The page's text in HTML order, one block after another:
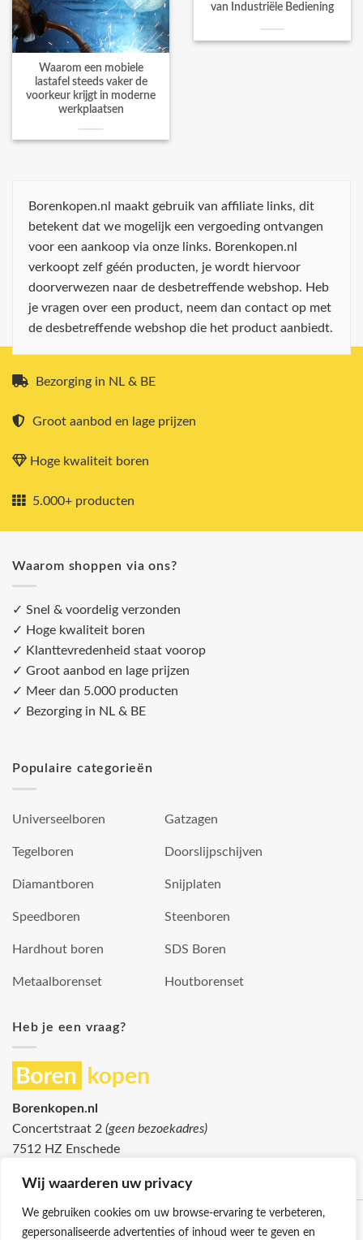
Wij waarderen uw privacy
We gebruiken cookies om uw browse-ervaring te verbeteren,
gepersonaliseerde advertenties of inhoud weer te geven en
Waarom een mobiele
lastafel steeds vaker de
voorkeur krijgt in moderne
werkplaatsen
van Industriële Bediening
Borenkopen.nl maakt gebruik van affiliate links, dit
betekent dat we mogelijk een vergoeding ontvangen
voor een aankoop via onze links. Borenkopen.nl
verkoopt zelf géén producten, je wordt hiervoor
doorverwezen naar de desbetreffende webshop. Heb
je vragen over een product, neem dan contact op met
de desbetreffende webshop die het product aanbiedt.
Bezorging in NL & BE
Groot aanbod en lage prijzen
Hoge kwaliteit boren
5.000+ producten
Waarom shoppen via ons?
✓ Snel & voordelig verzonden
✓ Hoge kwaliteit boren
✓ Klanttevredenheid staat voorop
✓ Groot aanbod en lage prijzen
✓ Meer dan 5.000 producten
✓ Bezorging in NL & BE
Populaire categorieën
Universeelboren
Tegelboren
Diamantboren
Speedboren
Hardhout boren
Metaalborenset
Gatzagen
Doorslijpschijven
Snijplaten
Steenboren
SDS Boren
Houtborenset
Heb je een vraag?
Borenkopen.nl
Concertstraat 2 (geen bezoekadres)
7512 HZ Enschede